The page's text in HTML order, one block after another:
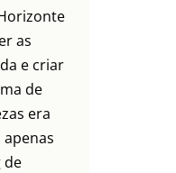
as
e criar
de
era
de